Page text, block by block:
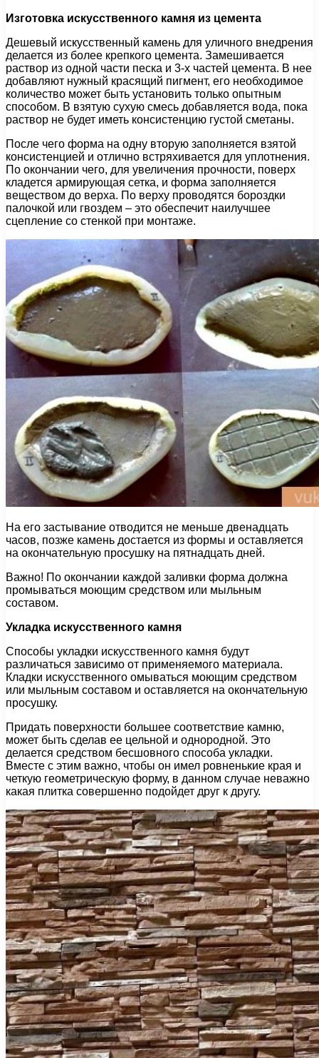
Изготовка искусственного камня из цемента
Дешевый искусственный камень для уличного внедрения
делается из более крепкого цемента. Замешивается
раствор из одной части песка и 3-х частей цемента. В нее
добавляют нужный красящий пигмент, его необходимое
количество может быть установить только опытным
способом. В взятую сухую смесь добавляется вода, пока
раствор не будет иметь консистенцию густой сметаны.
После чего форма на одну вторую заполняется взятой
консистенцией и отлично встряхивается для уплотнения.
По окончании чего, для увеличения прочности, поверх
кладется армирующая сетка, и форма заполняется
веществом до верха. По верху проводятся бороздки
палочкой или гвоздем – это обеспечит наилучшее
сцепление со стенкой при монтаже.
На его застывание отводится не меньше двенадцать
часов, позже камень достается из формы и оставляется
на окончательную просушку на пятнадцать дней.
Важно! По окончании каждой заливки форма должна
промываться моющим средством или мыльным
составом.
Укладка искусственного камня
Способы укладки искусственного камня будут
различаться зависимо от применяемого материала.
Кладки искусственного омываться моющим средством
или мыльным составом и оставляется на окончательную
просушку.
Придать поверхности большее соответствие камню,
может быть сделав ее цельной и однородной. Это
делается средством бесшовного способа укладки.
Вместе с этим важно, чтобы он имел ровненькие края и
четкую геометрическую форму, в данном случае неважно
какая плитка совершенно подойдет друг к другу.